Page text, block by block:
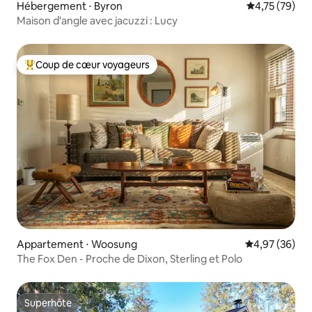
Hébergement ⋅ Byron Évaluation
4,75 (79)
Maison d'angle avec jacuzzi : Lucy
Coups de cœur voyageurs les plus appréciés
Coup de cœur voyageurs
Appartement ⋅ Woosung Évaluation
4,97 (36)
The Fox Den - Proche de Dixon, Sterling et Polo
Superhôte
Superhôte